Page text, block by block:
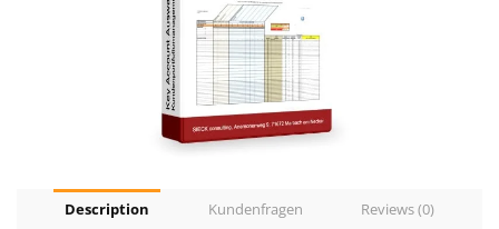
Description Kundenfragen Reviews (0)